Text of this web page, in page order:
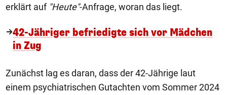
erklärt auf "Heute"-Anfrage, woran das liegt.
42-Jähriger befriedigte sich vor Mädchen
in Zug
Zunächst lag es daran, dass der 42-Jährige laut
einem psychiatrischen Gutachten vom Sommer 2024